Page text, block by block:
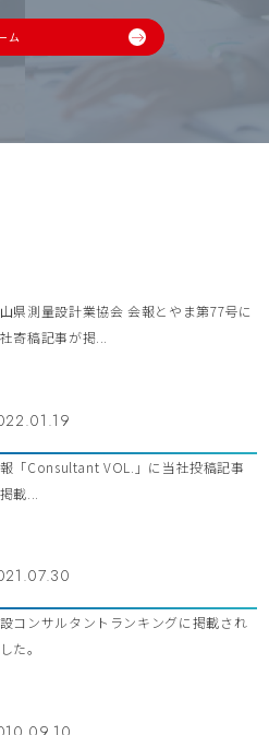
ム
県測量設計業協会 会報とやま第77号に
寄稿記事が掲...
「Consultant VOL.」に当社投稿記事
載...
コンサルタントランキングに掲載され
た。